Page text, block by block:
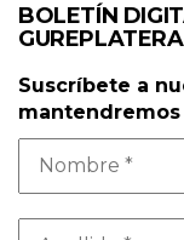
BOLETÍN
Suscríbete a